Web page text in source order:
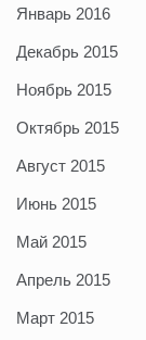
Январь 2016
Декабрь 2015
Ноябрь 2015
Октябрь 2015
Август 2015
Июнь 2015
Май 2015
Апрель 2015
Март 2015